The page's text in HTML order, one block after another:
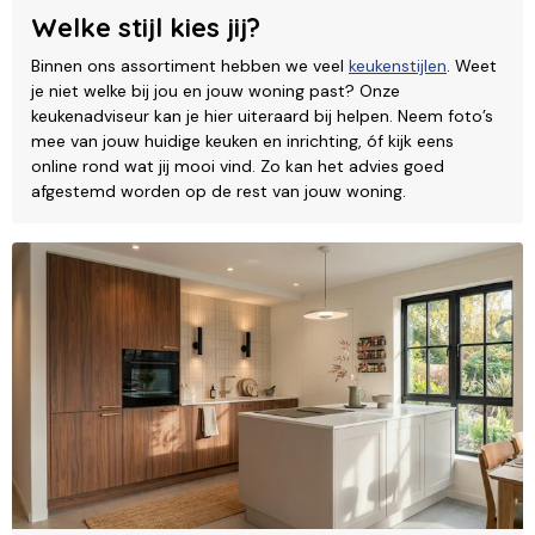
Welke stijl kies jij?
Binnen ons assortiment hebben we veel keukenstijlen. Weet
je niet welke bij jou en jouw woning past? Onze
keukenadviseur kan je hier uiteraard bij helpen. Neem foto’s
mee van jouw huidige keuken en inrichting, óf kijk eens
online rond wat jij mooi vind. Zo kan het advies goed
afgestemd worden op de rest van jouw woning.